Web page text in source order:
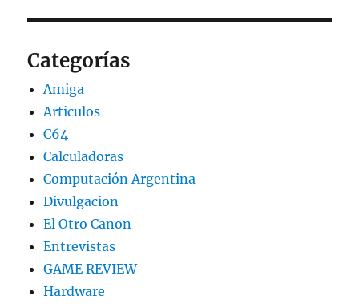
Categorías
Amiga
Articulos
C64
Calculadoras
Computación Argentina
Divulgacion
El Otro Canon
Entrevistas
GAME REVIEW
Hardware